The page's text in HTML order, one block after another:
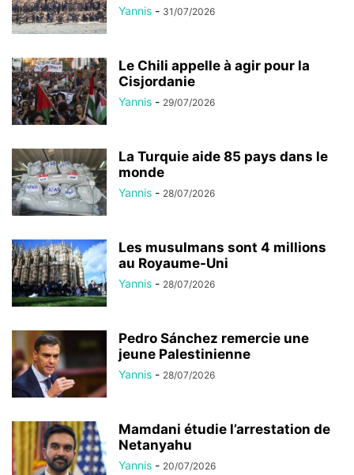
Yannis - 31/07/2026
Le Chili appelle à agir pour la
Cisjordanie
Yannis - 29/07/2026
La Turquie aide 85 pays dans le
monde
Yannis - 28/07/2026
Les musulmans sont 4 millions
au Royaume-Uni
Yannis - 28/07/2026
Pedro Sánchez remercie une
jeune Palestinienne
Yannis - 28/07/2026
Mamdani étudie l’arrestation de
Netanyahu
Yannis - 20/07/2026